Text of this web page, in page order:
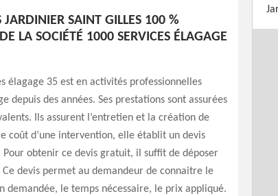
JARDINIER SAINT GILLES 100 %
LA SOCIÉTÉ 1000 SERVICES ÉLAGAGE
élagage 35 est en activités professionnelles
depuis des années. Ses prestations sont assurées
Ils assurent l’entretien et la création de
coût d’une intervention, elle établit un devis
obtenir ce devis gratuit, il suffit de déposer
devis permet au demandeur de connaitre le
demandée, le temps nécessaire, le prix appliqué.